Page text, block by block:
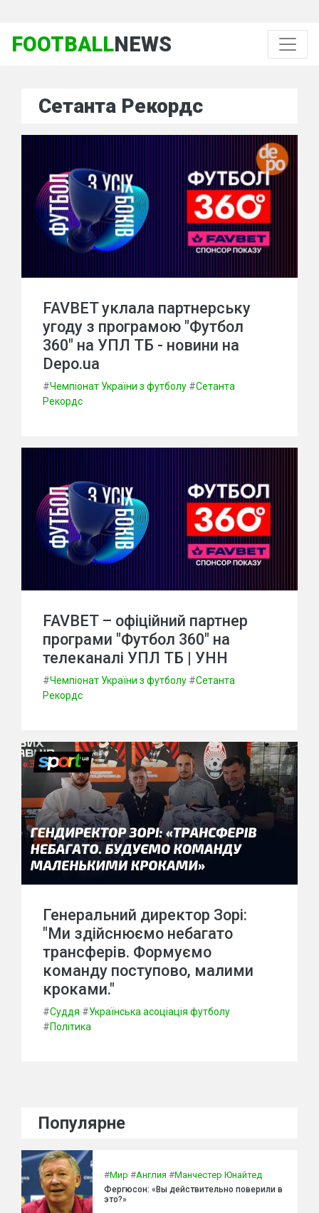
FOOTBALLNEWS
Сетанта Рекордс
FAVBET уклала партнерську
угоду з програмою "Футбол
360" на УПЛ ТБ - новини на
Depo.ua
#Чемпіонат України з футболу #Сетанта
Рекордс
FAVBET – офіційний партнер
програми "Футбол 360" на
телеканалі УПЛ ТБ | УНН
#Чемпіонат України з футболу #Сетанта
Рекордс
Генеральний директор Зорі:
"Ми здійснюємо небагато
трансферів. Формуємо
команду поступово, малими
кроками."
#Суддя #Українська асоціація футболу
#Політика
Популярне
#Мир #Англия #Манчестер Юнайтед
Фергюсон: «Вы действительно поверили в
это?»